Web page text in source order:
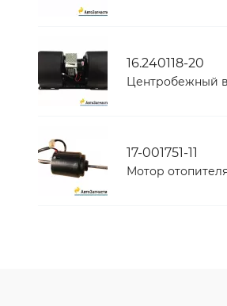
16.240118-20
Центробежный
17-001751-11
Мотор